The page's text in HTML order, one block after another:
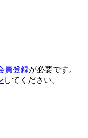
員登録が必要です。
してください。